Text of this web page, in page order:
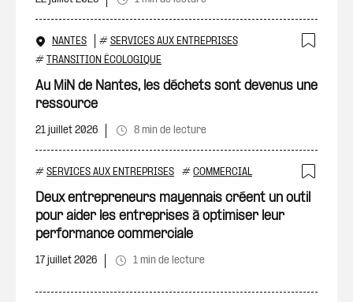
NANTES # SERVICES AUX ENTREPRISES
# TRANSITION ÉCOLOGIQUE
Au MiN de Nantes, les déchets sont devenus une
ressource
21 juillet 2026 8 min de lecture
# SERVICES AUX ENTREPRISES # COMMERCIAL
Deux entrepreneurs mayennais créent un outil
pour aider les entreprises à optimiser leur
performance commerciale
17 juillet 2026 1 min de lecture